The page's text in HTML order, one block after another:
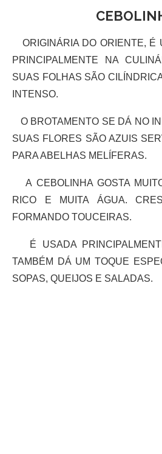
ORIGINÁRIA DO ORIENTE, É
PRINCIPALMENTE NA
SUAS FOLHAS SÃO
INTENSO.
O BROTAMENTO SE DÁ NO
SUAS FLORES SÃO AZUIS
PARA ABELHAS MELÍFERAS.
A CEBOLINHA GOSTA
RICO E MUITA ÁGUA.
FORMANDO TOUCEIRAS.
É USADA
TAMBÉM DÁ UM TOQUE
SOPAS, QUEIJOS E SALADAS.